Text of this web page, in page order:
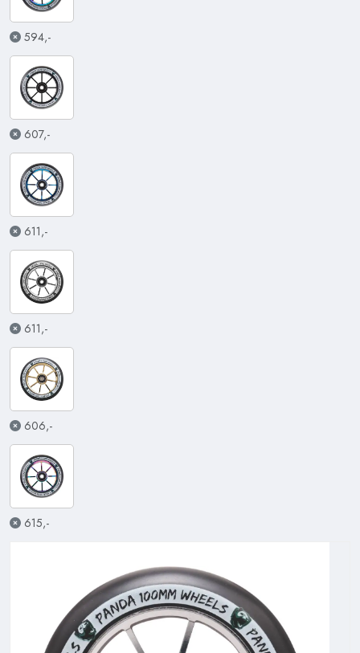
594,-
607,-
611,-
611,-
606,-
615,-